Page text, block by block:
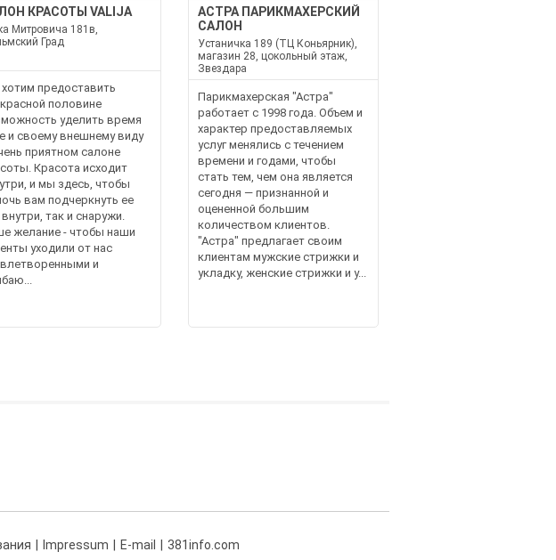
КРАСОТЫ VALIJA
Митровича 181в,
Град
предоставить
половине
уделить время
и своему внешнему виду
приятном салоне
Красота исходит
и мы здесь, чтобы
вам подчеркнуть ее
так и снаружи.
желание - чтобы наши
уходили от нас
и
АСТРА ПАРИКМАХЕРСКИЙ
САЛОН
Устаничка 189 (ТЦ Коньярник),
магазин 28, цокольный этаж,
Звездара
Парикмахерская "Астра"
работает с 1998 года. Объем и
характер предоставляемых
услуг менялись с течением
времени и годами, чтобы
стать тем, чем она является
сегодня — признанной и
оцененной большим
количеством клиентов.
"Астра" предлагает своим
клиентам мужские стрижки и
укладку, женские стрижки и у...
Impressum E-mail 381info.com